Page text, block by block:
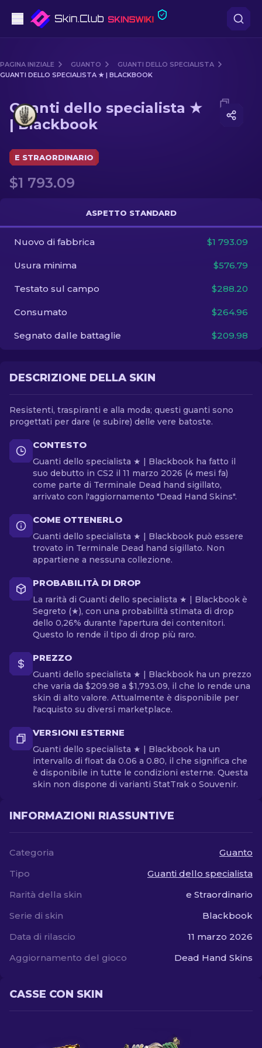
Fascia media
Fucile
Coltelli
Casse
IT
PAGINA INIZIALE GUANTO
GUANTI DELLO SPECIALISTA
GUANTI DELLO SPECIALISTA ★ | BLACKBOOK
Media of Guanti dello specialista ★ | Blackbook
Guanti dello specialista ★
| Blackbook
E STRAORDINARIO
$1 793.09
ASPETTO STANDARD
Nuovo di fabbrica $1 793.09
Usura minima $576.79
Testato sul campo $288.20
Consumato $264.96
Segnato dalle battaglie $209.98
DESCRIZIONE DELLA SKIN
Resistenti, traspiranti e alla moda; questi guanti sono
progettati per dare (e subire) delle vere batoste.
CONTESTO
Guanti dello specialista ★ | Blackbook ha fatto il
suo debutto in CS2 il 11 marzo 2026 (4 mesi fa)
come parte di Terminale Dead hand sigillato,
arrivato con l'aggiornamento "Dead Hand Skins".
COME OTTENERLO
Guanti dello specialista ★ | Blackbook può essere
trovato in Terminale Dead hand sigillato. Non
appartiene a nessuna collezione.
PROBABILITÀ DI DROP
La rarità di Guanti dello specialista ★ | Blackbook è
Segreto (★), con una probabilità stimata di drop
dello 0,26% durante l'apertura dei contenitori.
Questo lo rende il tipo di drop più raro.
PREZZO
Guanti dello specialista ★ | Blackbook ha un prezzo
che varia da $209.98 a $1,793.09, il che lo rende una
skin di alto valore. Attualmente è disponibile per
l'acquisto su diversi marketplace.
VERSIONI ESTERNE
Guanti dello specialista ★ | Blackbook ha un
intervallo di float da 0.06 a 0.80, il che significa che
è disponibile in tutte le condizioni esterne. Questa
skin non dispone di varianti StatTrak o Souvenir.
INFORMAZIONI RIASSUNTIVE
Categoria
Guanto
Tipo
Guanti dello specialista
Rarità della skin
e Straordinario
Serie di skin
Blackbook
Data di rilascio
11 marzo 2026
Aggiornamento del gioco
Dead Hand Skins
CASSE CON SKIN